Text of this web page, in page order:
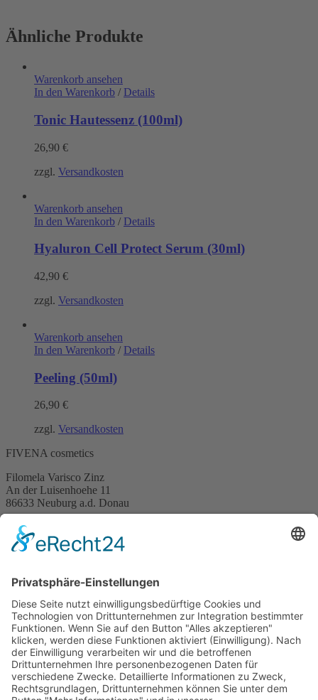
Ähnliche Produkte
Warenkorb ansehen
In den Warenkorb / Details
Tonic Hautessenz (100ml)
26,90 €
zzgl. Versandkosten
Warenkorb ansehen
In den Warenkorb / Details
Hyaluron Cell Protect Serum (30ml)
42,90 €
zzgl. Versandkosten
Warenkorb ansehen
In den Warenkorb / Details
Peeling (50ml)
26,90 €
zzgl. Versandkosten
FIVENA cosmetics
Filomela Varisco Zinz
An der Luisenhoehe 11
86633 Neuburg a.d. Donau
Kontakt
E-Mail:info@fivena.com
Newsletter
Mein Newsletter informiert über Angebote, Aktionen, Produkte und
Neuigkeiten über Fivena
Email
Mit der Anmeldung, akzeptieren Sie die Datenschutzerklärung